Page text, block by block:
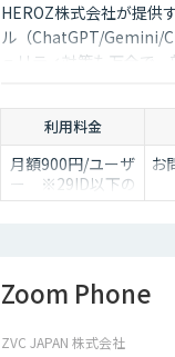
HEROZ株式会社が提供
ル（ChatGPT/Gemini/
ュリティ対策も万全で
ュボードの搭載から議
ており、社内の生成AI
利用料金
月額900円/ユーザ
ー ※29ID以下の
ご契約は、月額
お
Zoom Phone
ZVC JAPAN 株式会社